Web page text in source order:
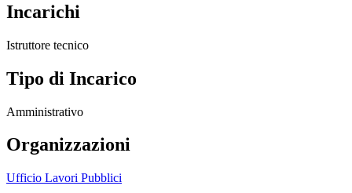
Incarichi
Istruttore tecnico
Tipo di Incarico
Amministrativo
Organizzazioni
Ufficio Lavori Pubblici